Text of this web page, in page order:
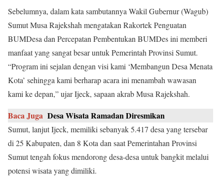
Sebelumnya, dalam kata sambutannya Wakil Gubernur (Wagub)
Sumut Musa Rajekshah mengatakan Rakortek Penguatan
BUMDesa dan Percepatan Pembentukan BUMDes ini memberi
manfaat yang sangat besar untuk Pemerintah Provinsi Sumut.
“Program ini sejalan dengan visi kami ‘Membangun Desa Menata
Kota’ sehingga kami berharap acara ini menambah wawasan
kami ke depan,” ujar Ijeck, sapaan akrab Musa Rajekshah.
Baca Juga Desa Wisata Ramadan Diresmikan
Sumut, lanjut Ijeck, memiliki sebanyak 5.417 desa yang tersebar
di 25 Kabupaten, dan 8 Kota dan saat Pemerintahan Provinsi
Sumut tengah fokus mendorong desa-desa untuk bangkit melalui
potensi wisata yang dimiliki.